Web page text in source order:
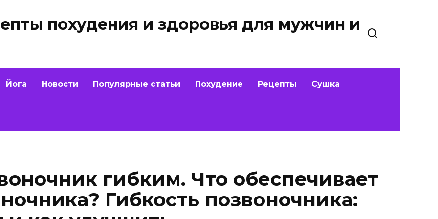
похудения и здоровья для мужчин и
Йога Новости Популярные статьи Похудение Рецепты Сушка
гибким. Что обеспечивает
Гибкость позвоночника: